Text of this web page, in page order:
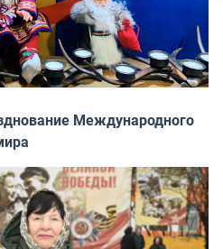
Международного